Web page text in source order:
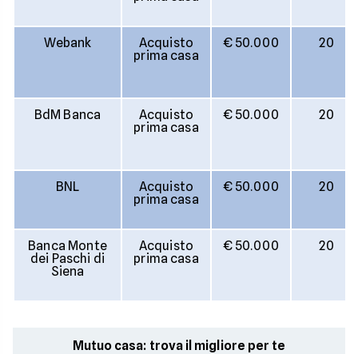
Webank
Acquisto
prima casa
€ 50.000 20
BdM Banca
Acquisto
prima casa
€ 50.000 20
BNL
Acquisto
prima casa
€ 50.000 20
Banca Monte
dei Paschi di
Siena
Acquisto
prima casa
€ 50.000 20
Mutuo casa: trova il migliore per te